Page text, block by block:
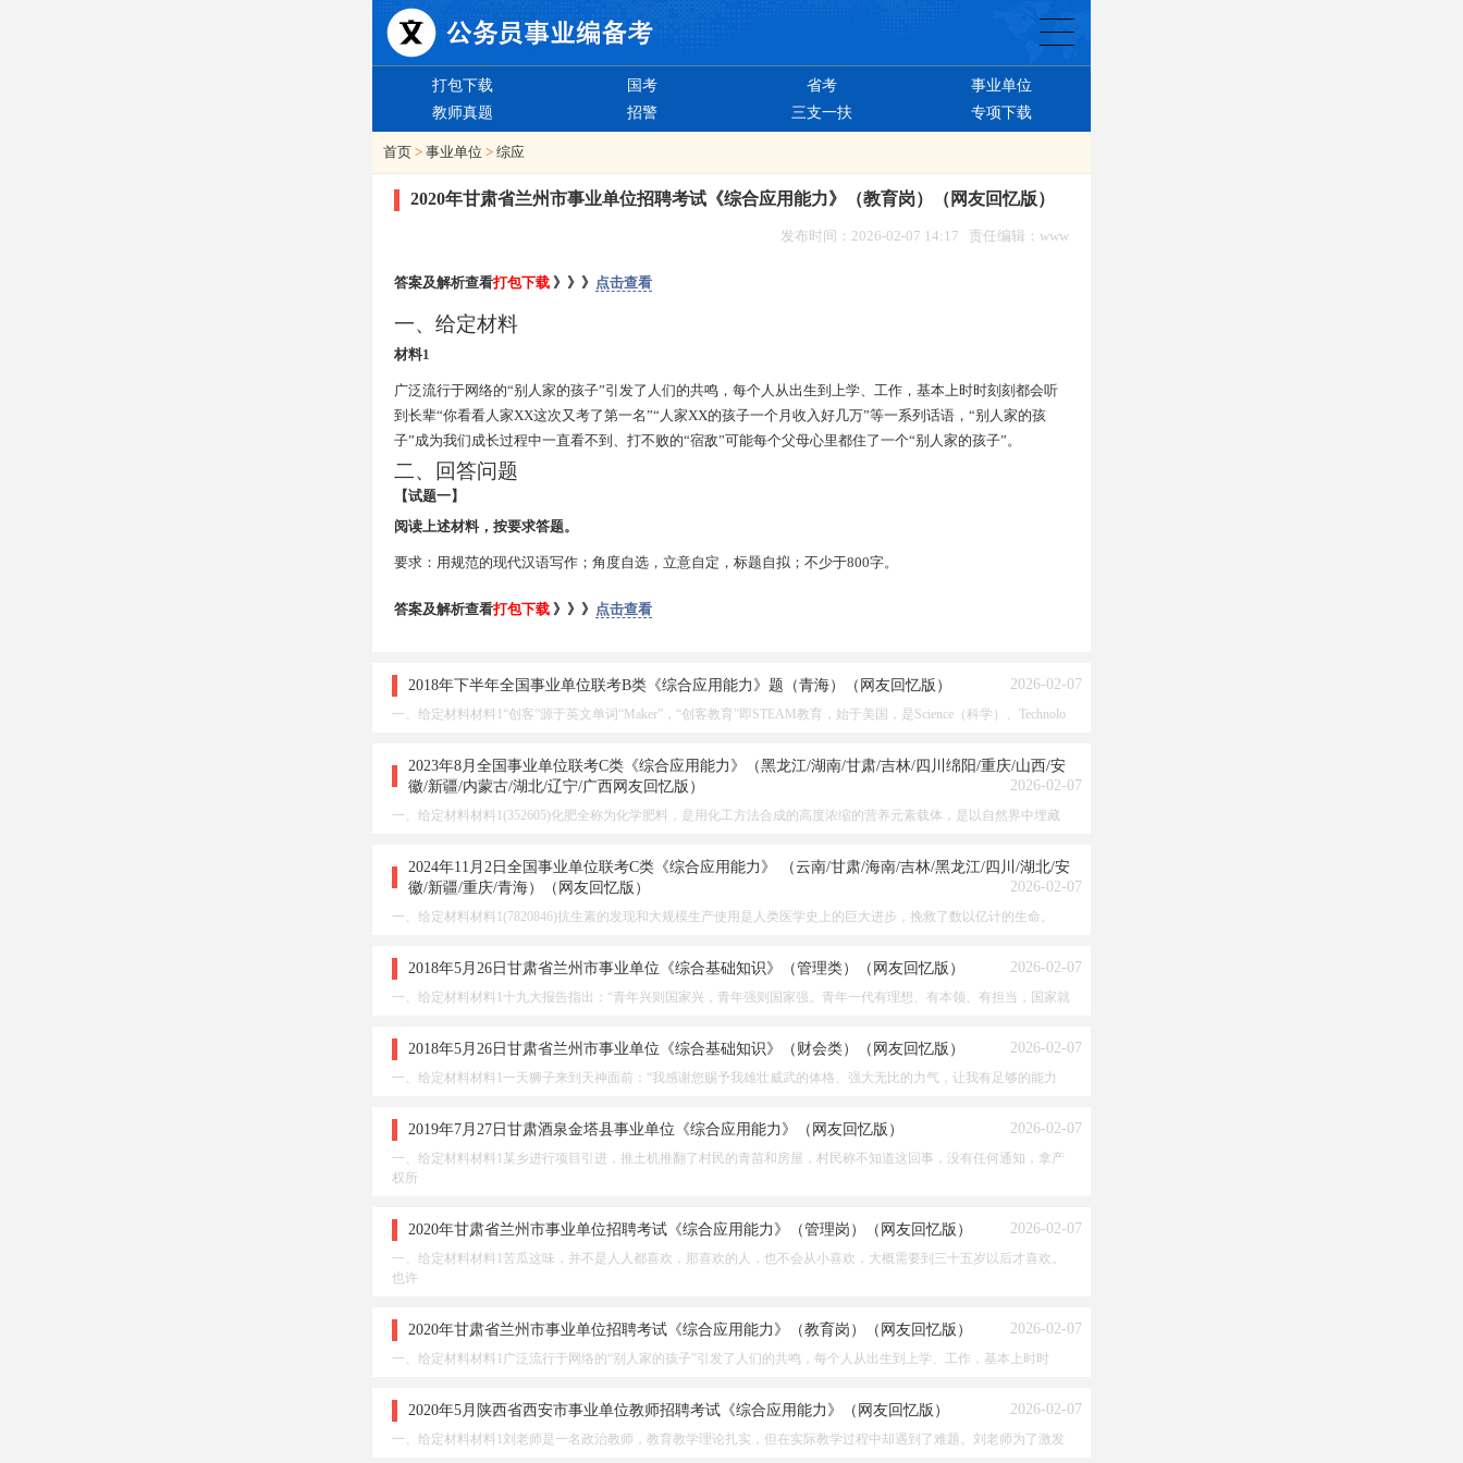
打包下载 国考 省考
事业单位
教师真题
招警 三支一扶 专项下载
首页 > 事业单位 > 综应
2020年甘肃省兰州市事业单位招聘考试《综合应用能力》（教育岗）（网友回忆版）
发布时间：2026-02-07 14:17 责任编辑：www
答案及解析查看打包下载 》》》 点击查看
一、给定材料
材料1
广泛流行于网络的“别人家的孩子”引发了人们的共鸣，每个人从出生到上学、工作，基本上时时刻刻都会听
到长辈“你看看人家XX这次又考了第一名”“人家XX的孩子一个月收入好几万”等一系列话语，“别人家的孩
子”成为我们成长过程中一直看不到、打不败的“宿敌”可能每个父母心里都住了一个“别人家的孩子”。
二、回答问题
【试题一】
阅读上述材料，按要求答题。
要求：用规范的现代汉语写作；角度自选，立意自定，标题自拟；不少于800字。
答案及解析查看打包下载 》》》 点击查看
2018年下半年全国事业单位联考B类《综合应用能力》题（青海）（网友回忆版） 2026-02-07
一、给定材料材料1“创客”源于英文单词“Maker”，“创客教育”即STEAM教育，始于美国，是Science（科学）、Technolo
2023年8月全国事业单位联考C类《综合应用能力》（黑龙江/湖南/甘肃/吉林/四川绵阳/重庆/山西/安
徽/新疆/内蒙古/湖北/辽宁/广西网友回忆版）
2026-02-07
一、给定材料材料1(352605)化肥全称为化学肥料，是用化工方法合成的高度浓缩的营养元素载体，是以自然界中埋藏
2024年11月2日全国事业单位联考C类《综合应用能力》 （云南/甘肃/海南/吉林/黑龙江/四川/湖北/安
徽/新疆/重庆/青海）（网友回忆版）
2026-02-07
一、给定材料材料1(7820846)抗生素的发现和大规模生产使用是人类医学史上的巨大进步，挽救了数以亿计的生命。
2018年5月26日甘肃省兰州市事业单位《综合基础知识》（管理类）（网友回忆版） 2026-02-07
一、给定材料材料1十九大报告指出：“青年兴则国家兴，青年强则国家强。青年一代有理想、有本领、有担当，国家就
2018年5月26日甘肃省兰州市事业单位《综合基础知识》（财会类）（网友回忆版） 2026-02-07
一、给定材料材料1一天狮子来到天神面前：“我感谢您赐予我雄壮威武的体格、强大无比的力气，让我有足够的能力
2019年7月27日甘肃酒泉金塔县事业单位《综合应用能力》（网友回忆版） 2026-02-07
一、给定材料材料1某乡进行项目引进，推土机推翻了村民的青苗和房屋，村民称不知道这回事，没有任何通知，拿产
权所
2020年甘肃省兰州市事业单位招聘考试《综合应用能力》（管理岗）（网友回忆版） 2026-02-07
一、给定材料材料1苦瓜这味，并不是人人都喜欢，那喜欢的人，也不会从小喜欢，大概需要到三十五岁以后才喜欢。
也许
2020年甘肃省兰州市事业单位招聘考试《综合应用能力》（教育岗）（网友回忆版） 2026-02-07
一、给定材料材料1广泛流行于网络的“别人家的孩子”引发了人们的共鸣，每个人从出生到上学、工作，基本上时时
2020年5月陕西省西安市事业单位教师招聘考试《综合应用能力》（网友回忆版） 2026-02-07
一、给定材料材料1刘老师是一名政治教师，教育教学理论扎实，但在实际教学过程中却遇到了难题。刘老师为了激发